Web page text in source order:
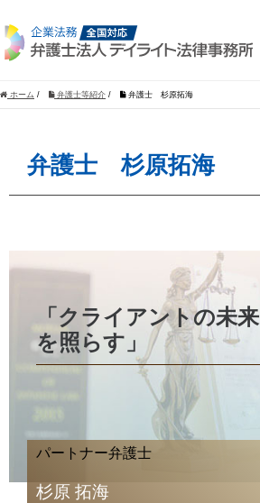
ホーム / 弁護士等紹介 / 弁護士 杉原拓海
弁護士 杉原拓海
「クライアントの未来
を照らす」
パートナー弁護士
杉原 拓海